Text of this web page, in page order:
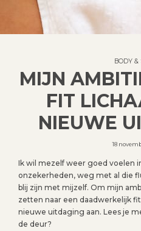
BODY &
MIJN
FIT
NIEUWE
18
Ik wil mezelf weer goed voelen
onzekerheden, weg met al die
blij zijn met mijzelf. Om mijn
zetten naar een daadwerkelijk
nieuwe uitdaging aan. Lees je
de deur?